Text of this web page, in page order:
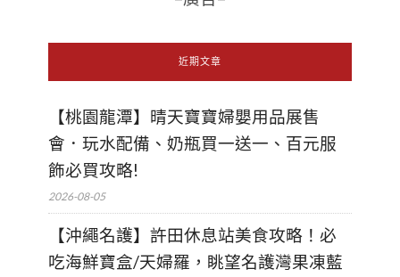
近期文章
【桃園龍潭】晴天寶寶婦嬰用品展售
會．玩水配備、奶瓶買一送一、百元服
飾必買攻略!
2026-08-05
【沖繩名護】許田休息站美食攻略！必
吃海鮮寶盒/天婦羅，眺望名護灣果凍藍